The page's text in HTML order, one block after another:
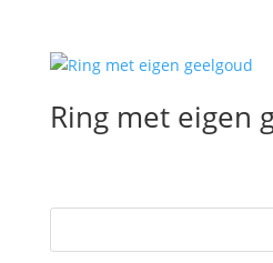
Ring met eigen